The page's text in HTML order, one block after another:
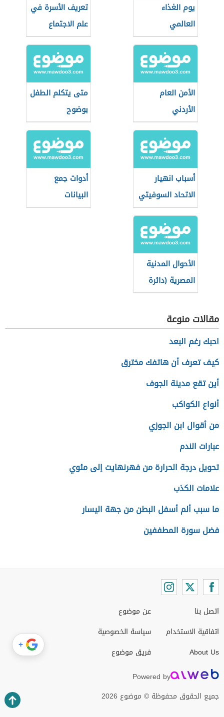
يوم الغذاء
العالمي
تعريف الأسرة في
علم الاجتماع
الأمن العام
الأردني
متى يتكلم الطفل
بوضوح
أسباب انهيار
الاتحاد السوفيتي
أدوات جمع
البيانات
الأحوال المدنية
المصرية (دائرة
حكومية)
مقالات منوعة
احبك رغم البعد
كيف تعرف أن هاتفك مخترق
أين تقع مدينة الجوف
أنواع الكواكب
من أقوال ابن الجوزي
عبارات الندم
تحويل درجة الحرارة من فهرنهايت إلى مئوي
علامات الكذب
ما سبب ألم أسفل البطن من جهة اليسار
فضل سورة المطففين
اتصل بنا
اتفاقية الاستخدام
About Us
عن موضوع
سياسة الخصوصية
فريق موضوع
Powered by
جميع الحقوق محفوظة © موضوع 2026
+